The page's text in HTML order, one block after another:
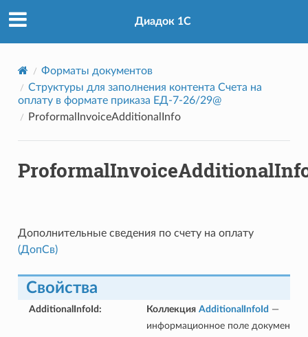
Диадок 1С
Форматы документов
Структуры для заполнения контента Счета на
оплату в формате приказа ЕД-7-26/29@
ProformalInvoiceAdditionalInfo
Дополнительные сведения по счету на оплату
(ДопСв)
Свойства
AdditionalInfoId: Коллекция AdditionalInfoId —
информационное поле документа [